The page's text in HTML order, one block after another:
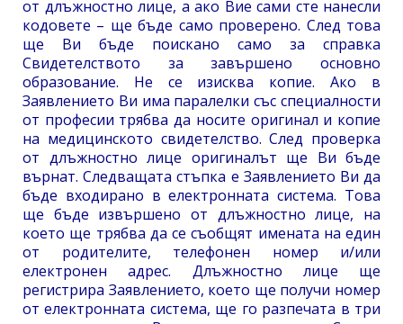
от длъжностно лице, а ако Вие сами сте нанесли
кодовете – ще бъде само проверено. След това
ще Ви бъде поискано само за справка
Свидетелството за завършено основно
образование. Не се изисква копие. Ако в
Заявлението Ви има паралелки със специалности
от професии трябва да носите оригинал и копие
на медицинското свидетелство. След проверка
от длъжностно лице оригиналът ще Ви бъде
върнат. Следващата стъпка е Заявлението Ви да
бъде входирано в електронната система. Това
ще бъде извършено от длъжностно лице, на
което ще трябва да се съобщят имената на един
от родителите, телефонен номер и/или
електронен адрес. Длъжностно лице ще
регистрира Заявлението, което ще получи номер
от електронната система, ще го разпечата в три